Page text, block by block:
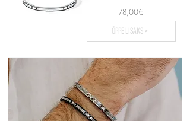
78,00€
ÕPPE LISAKS >